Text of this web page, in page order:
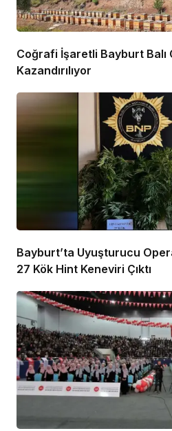
Coğrafi İşaretli Bayburt Balı
Kazandırılıyor
Bayburt’ta Uyuşturucu
27 Kök Hint Keneviri Çıktı